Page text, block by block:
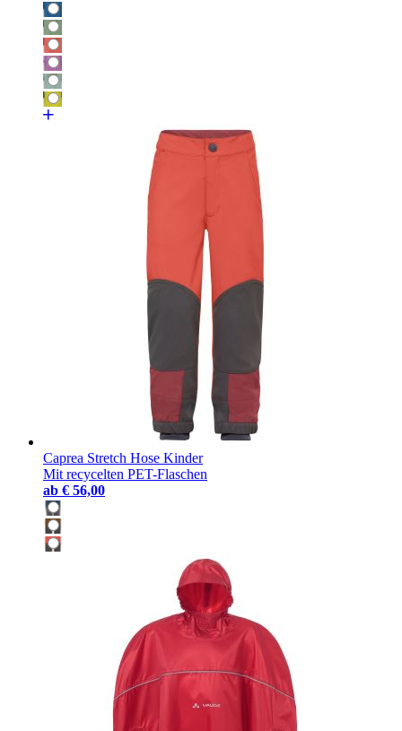
Caprea Stretch Hose Kinder
Mit recycelten PET-Flaschen
ab € 56,00